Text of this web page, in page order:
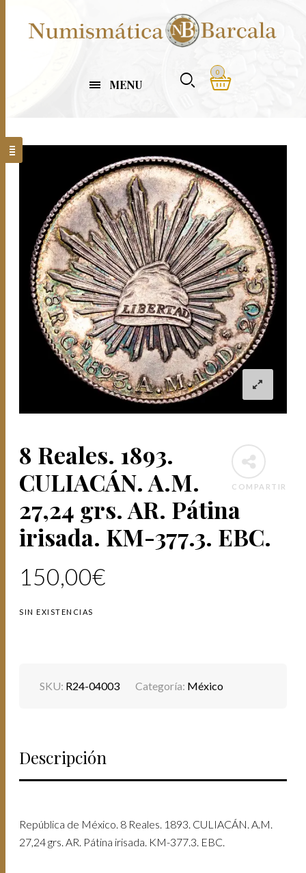
MENU
0
COMPARTIR
8 Reales. 1893.
CULIACÁN. A.M.
27,24 grs. AR. Pátina
irisada. KM-377.3. EBC.
150,00€
SIN EXISTENCIAS
SKU: R24-04003 Categoría: México
Descripción
República de México. 8 Reales. 1893. CULIACÁN. A.M.
27,24 grs. AR. Pátina irisada. KM-377.3. EBC.